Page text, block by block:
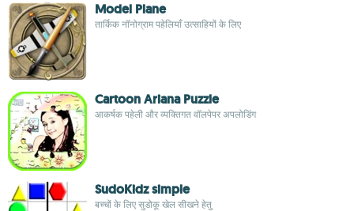
Model Plane
तार्किक नॉनोग्राम पहेलियाँ उत्साहियों के लिए
Cartoon Ariana Puzzle
आकर्षक पहेली और व्यक्तिगत वॉलपेपर अपलोडिंग
SudoKidz simple
बच्चों के लिए सुडोकू खेल सीखने हेतु